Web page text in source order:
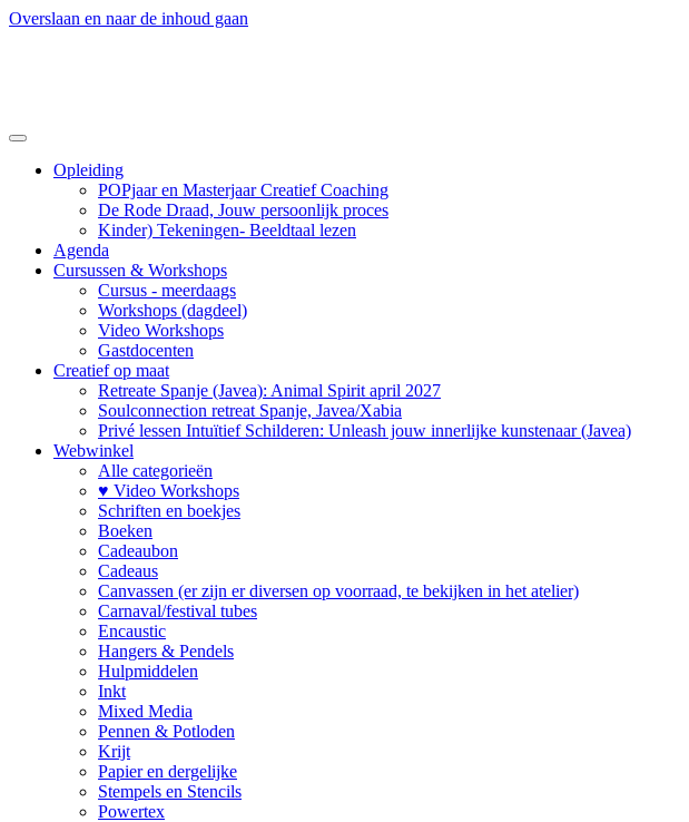
Overslaan en naar de inhoud gaan
Opleiding
POPjaar en Masterjaar Creatief Coaching
De Rode Draad, Jouw persoonlijk proces
Kinder) Tekeningen- Beeldtaal lezen
Agenda
Cursussen & Workshops
Cursus - meerdaags
Workshops (dagdeel)
Video Workshops
Gastdocenten
Creatief op maat
Retreate Spanje (Javea): Animal Spirit april 2027
Soulconnection retreat Spanje, Javea/Xabia
Privé lessen Intuïtief Schilderen: Unleash jouw innerlijke kunstenaar (Javea)
Webwinkel
Alle categorieën
♥ Video Workshops
Schriften en boekjes
Boeken
Cadeaubon
Cadeaus
Canvassen (er zijn er diversen op voorraad, te bekijken in het atelier)
Carnaval/festival tubes
Encaustic
Hangers & Pendels
Hulpmiddelen
Inkt
Mixed Media
Pennen & Potloden
Krijt
Papier en dergelijke
Stempels en Stencils
Powertex